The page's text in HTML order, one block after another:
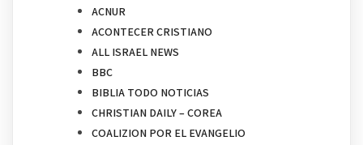
ACNUR
ACONTECER CRISTIANO
ALL ISRAEL NEWS
BBC
BIBLIA TODO NOTICIAS
CHRISTIAN DAILY – COREA
COALIZION POR EL EVANGELIO